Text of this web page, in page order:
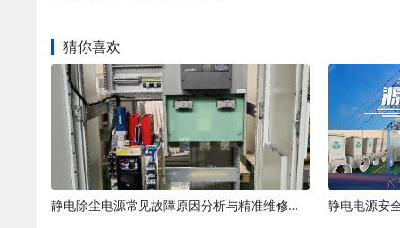
猜你喜欢
静电除尘电源常见故障原因分析与精准维修方案